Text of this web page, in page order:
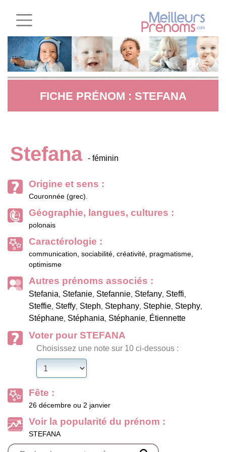
FICHE PRÉNOM : STEFANA
Stefana - féminin
Origine et sens :
Couronnée (grec).
Géographie, langues, cultures :
polonais
Caractérologie :
communication, sociabilité, créativité, pragmatisme,
optimisme
Autres prénoms associés :
Stefania, Stefanie, Stefannie, Stefany, Steffi,
Steffie, Steffy, Steph, Stephany, Stephie, Stephy,
Stéphane, Stéphania, Stéphanie, Étiennette
Voter pour STEFANA
Choisissez une note sur 10 ci-dessous :
Fête :
26 décembre ou 2 janvier
Voir la popularité du prénom :
STEFANA